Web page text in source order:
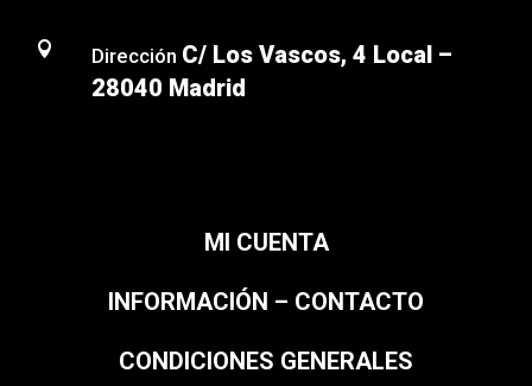
 Dirección C/ Los Vascos, 4 Local –
28040 Madrid
MI CUENTA
INFORMACIÓN – CONTACTO
CONDICIONES GENERALES